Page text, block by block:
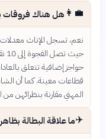
👩‍💼 هل هناك فروقات
نعم، تسجل الإناث معدلات
حواجز إضافية تتعلق
قطاعات معينة. كما أن
المهني مقارنة بنظرائهن من
✈️ما علاقة البطالة